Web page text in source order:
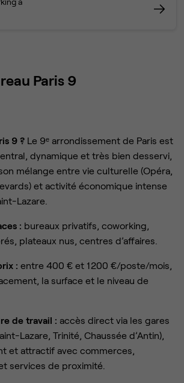
Paris 9
9 ? Le 9ᵉ arrondissement de Paris est
dynamique et très bien desservi,
mélange entre vie culturelle (Opéra,
et activité économique intense
Lazare.
: bureaux privatifs, coworking,
plateaux nus, centres d’affaires.
: entre 400 € et 1 200 €/poste/mois,
la surface et le niveau de
de travail : accès direct via les gares
Lazare, Trinité, Chaussée d’Antin),
et attractif avec commerces,
services de proximité.